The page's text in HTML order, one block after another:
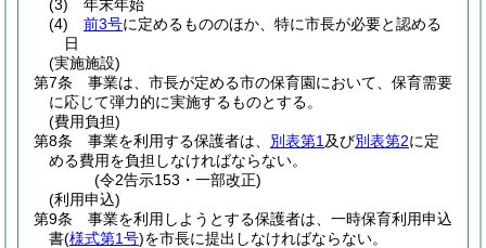
(3)
年末年始
(4)
前3号に定めるもののほか、特に市長が必要と認める
日
(実施施設)
第7条
事業は、市長が定める市の保育園において、保育需要
に応じて弾力的に実施するものとする。
(費用負担)
第8条
事業を利用する保護者は、 別表第1 及び別表第2に定
める費用を負担しなければならない。
(令2告示153・一部改正)
(利用申込)
第9条
事業を利用しようとする保護者は、一時保育利用申込
書(様式第1号)を市長に提出しなければならない。